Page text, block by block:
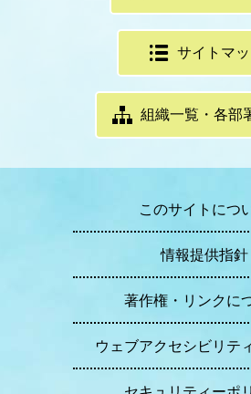
サイトマ
組織一覧・各部
このサイトにつ
情報提供指針
著作権・リンクに
ウェブアクセシビリテ